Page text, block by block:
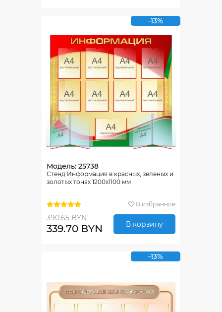
-13%
Модель: 25738
Стенд Информация в красных, зеленых и
золотых тонах 1200х1100 мм
В избранное
390.65 BYN
339.70 BYN В корзину
-13%